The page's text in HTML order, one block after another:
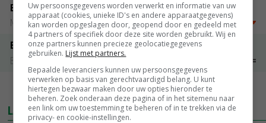
Emmeloord Schaaltjespeen
Noteringen
€ 5,00~ € 20,00
Bintje A 28/35
Bintje Info
MEER MARKTPRIJZEN
LAATSTE NIEUWS
Uw persoonsgegevens worden verwerkt en informatie van uw
apparaat (cookies, unieke ID's en andere apparaatgegevens)
kan worden opgeslagen door, geopend door en gedeeld met
4 partners of specifiek door deze site worden gebruikt. Wij en
onze partners kunnen precieze geolocatiegegevens
gebruiken. Lijst met partners.
Bepaalde leveranciers kunnen uw persoonsgegevens
verwerken op basis van gerechtvaardigd belang. U kunt
hiertegen bezwaar maken door uw opties hieronder te
beheren. Zoek onderaan deze pagina of in het sitemenu naar
een link om uw toestemming te beheren of in te trekken via de
privacy- en cookie-instellingen.